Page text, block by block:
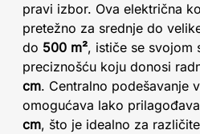
pravi izbor. Ova električna
pretežno za srednje do
do 500 m², ističe se svojom
preciznošću koju donosi
cm. Centralno podešavanje
omogućava lako
cm, što je idealno za